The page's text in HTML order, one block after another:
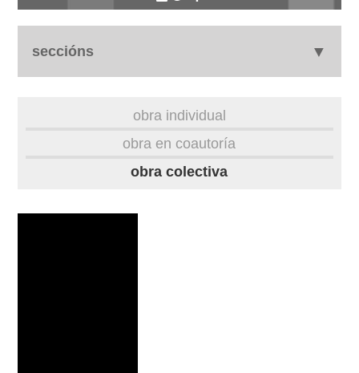
seccións
obra individual
obra en coautoría
obra colectiva